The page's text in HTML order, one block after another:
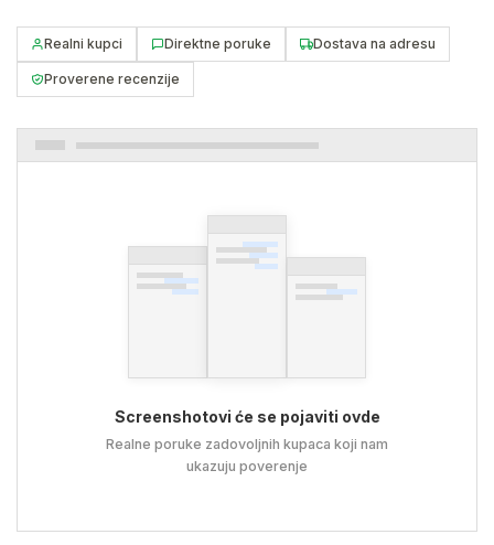
Realni kupci Direktne poruke Dostava na adresu
Proverene recenzije
Screenshotovi će se pojaviti ovde
Realne poruke zadovoljnih kupaca koji nam
ukazuju poverenje